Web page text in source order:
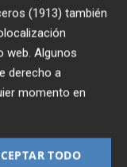
(1913) también
web. Algunos
derecho a
momento en
TODO